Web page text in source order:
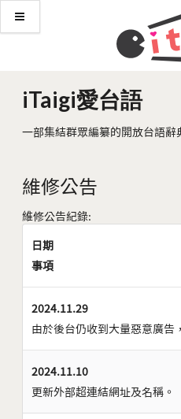
iTaigi愛台語
一部集結群眾編纂的開放台語辭
維修公告
維修公告紀錄:
日期
事項
2024.11.29
由於後台仍收到大量惡意廣告
2024.11.10
更新外部超連結網址及名稱。